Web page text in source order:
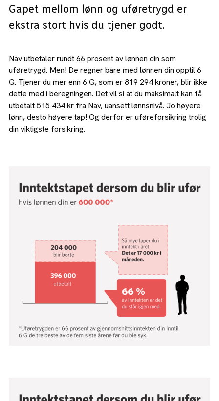
Gapet mellom lønn og uføretrygd er
ekstra stort hvis du tjener godt.
Nav utbetaler rundt 66 prosent av lønnen din som
uføretrygd. Men! De regner bare med lønnen din opptil 6
G. Tjener du mer enn 6 G, som er 819 294 kroner, blir ikke
dette med i beregningen. Det vil si at du maksimalt kan få
utbetalt 515 434 kr fra Nav, uansett lønnsnivå. Jo høyere
lønn, desto høyere tap! Og derfor er uføreforsikring trolig
din viktigste forsikring.